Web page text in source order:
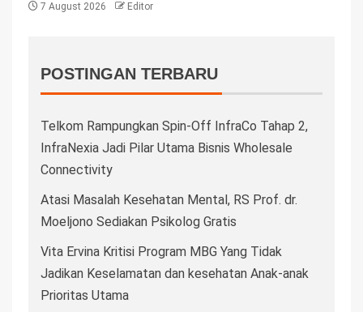
7 August 2026 Editor
POSTINGAN TERBARU
Telkom Rampungkan Spin-Off InfraCo Tahap 2,
InfraNexia Jadi Pilar Utama Bisnis Wholesale
Connectivity
Atasi Masalah Kesehatan Mental, RS Prof. dr.
Moeljono Sediakan Psikolog Gratis
Vita Ervina Kritisi Program MBG Yang Tidak
Jadikan Keselamatan dan kesehatan Anak-anak
Prioritas Utama